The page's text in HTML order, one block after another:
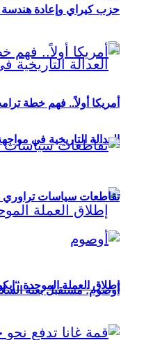
العدالة التاريخية في
إطلاق العملة الموحدة “إيكو” في 2027.. “إيكواس” تمضي
حزب كيراي وإعادة
أمريكا أولاً.. فهم خطة
تقاطعات سياسات تراوري
أوصوم: مستقبل بعثة